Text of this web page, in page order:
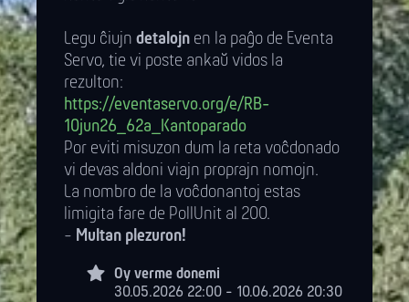
Legu ĉiujn detalojn en la paĝo de Eventa
Servo, tie vi poste ankaŭ vidos la
rezulton:
https://eventaservo.org/e/RB-
10jun26_62a_Kantoparado
Por eviti misuzon dum la reta voĉdonado
vi devas aldoni viajn proprajn nomojn.
La nombro de la voĉdonantoj estas
limigita fare de PollUnit al 200.
- Multan plezuron!
Oy verme donemi
30.05.2026 22:00 - 10.06.2026 20:30